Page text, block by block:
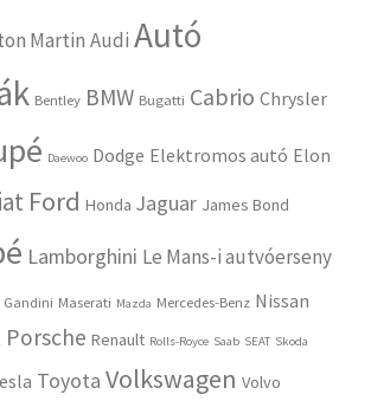
Martin Audi Autó
Bentley BMW Bugatti Cabrio Chrysler
Daewoo Dodge Elektromos autó Elon
Ford Honda Jaguar James Bond
Lamborghini Le Mans-i autvóerseny
Gandini Maserati Mazda Mercedes-Benz Nissan
Porsche Renault Rolls-Royce Saab SEAT Skoda
Toyota Volkswagen Volvo